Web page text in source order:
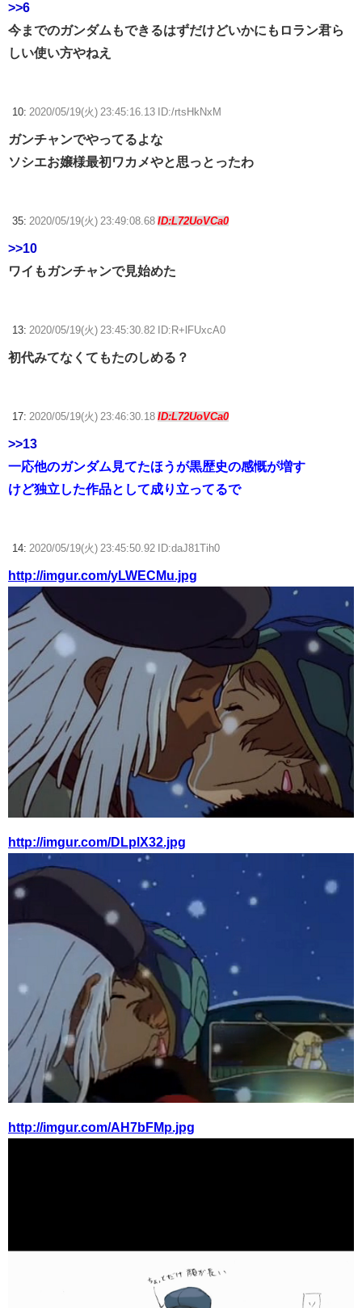
>>6
今までのガンダムもできるはずだけどいかにもロラン君ら
しい使い方やねえ
10: 2020/05/19(火) 23:45:16.13 ID:/rtsHkNxM
ガンチャンでやってるよな
ソシエお嬢様最初ワカメやと思っとったわ
35: 2020/05/19(火) 23:49:08.68 ID:L72UoVCa0
>>10
ワイもガンチャンで見始めた
13: 2020/05/19(火) 23:45:30.82 ID:R+lFUxcA0
初代みてなくてもたのしめる？
17: 2020/05/19(火) 23:46:30.18 ID:L72UoVCa0
>>13
一応他のガンダム見てたほうが黒歴史の感慨が増す
けど独立した作品として成り立ってるで
14: 2020/05/19(火) 23:45:50.92 ID:daJ81Tih0
http://imgur.com/yLWECMu.jpg
http://imgur.com/DLplX32.jpg
http://imgur.com/AH7bFMp.jpg